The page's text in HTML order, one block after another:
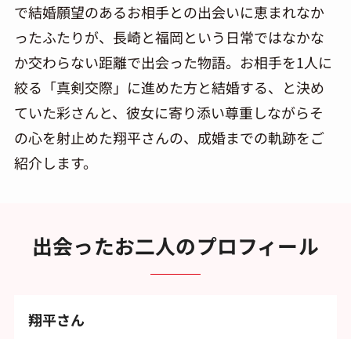
で結婚願望のあるお相手との出会いに恵まれなか
ったふたりが、長崎と福岡という日常ではなかな
か交わらない距離で出会った物語。お相手を1人に
絞る「真剣交際」に進めた方と結婚する、と決め
ていた彩さんと、彼女に寄り添い尊重しながらそ
の心を射止めた翔平さんの、成婚までの軌跡をご
紹介します。
出会ったお二人のプロフィール
翔平さん